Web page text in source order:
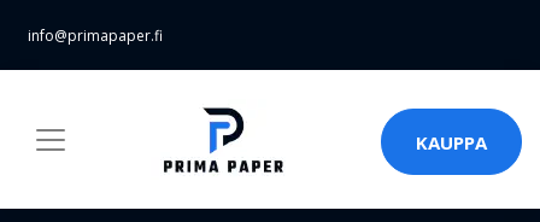
info@primapaper.fi
KAUPPA